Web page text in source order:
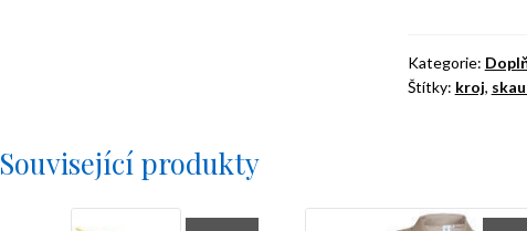
Kategorie:
Štítky: kroj,
Související produkty